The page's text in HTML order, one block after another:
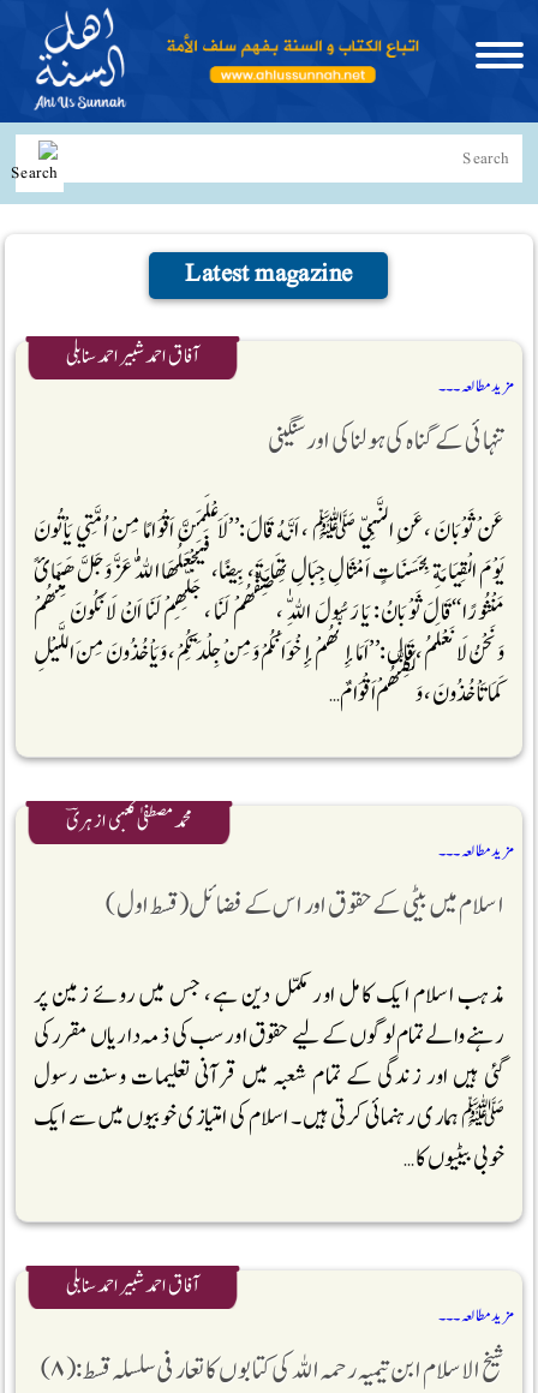
Latest magazine
آفاق احمد شبیر احمد سنابلی
تنہائی کے گناہ کی ہولناکی اور سنگینی
عَنْ ثَوْبَانَ ،عَنِ النَّبِيِّ ﷺ ، اَنَّهُ قَالَ:’’لَاَعْلَمَنَّ اَقْوَامًا مِنْ اُمَّتِي يَاْتُونَ
يَوْمَ الْقِيَامَةِ بِحَسَنَاتٍ اَمْثَالِ جِبَالِ تِهَامَةَ، بِيضًا، فَيَجْعَلُهَا اللّٰهُ عَزَّ وَجَلَّ هَبَائً
مَنْثُورًا‘‘قَالَ ثَوْبَانُ: يَا رَسُولَ اللّٰهِ ، صِفْهُمْ لَنَا ، جَلِّهِمْ لَنَا اَنْ لَا نَكُونَ مِنْهُمْ
وَنَحْنُ لَا نَعْلَمُ ، قَال:’’اَمَا إِنَّهُمْ إِخْوَانُكُمْ وَمِنْ جِلْدَتِكُمْ، وَيَاْخُذُونَ مِنَ اللَّيْلِ
كَمَا تَاْخُذُونَ، وَلَكِنَّهُمْ اَقْوَامٌ …
مزید مطالعہ ۔۔۔
محمد مصطفیٰ کعبی ازہریؔ
اسلام میں بیٹی کے حقوق اور اس کے فضائل (قسط اول)
مذہب اسلام ایک کامل اور مکمّل دین ہے، جس میں روئے زمین پر
رہنے والے تمام لوگوں کے لیے حقوق اور سب کی ذمہ داریاں مقرر کی
گئی ہیں اور زندگی کے تمام شعبہ میں قرآنی تعلیمات وسنت رسول
ﷺ ہماری رہنمائی کرتی ہیں ۔ اسلام کی امتیازی خوبیوں میں سے ایک
خوبی بیٹیوں کا …
مزید مطالعہ ۔۔۔
آفاق احمد شبیر احمد سنابلی
شیخ الاسلام ابن تیمیہ رحمہ اللہ کی کتابوں کا تعارفی سلسلہ قسط :(۸)
مزید مطالعہ ۔۔۔